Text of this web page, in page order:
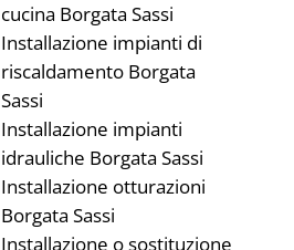
cucina Borgata Sassi
Installazione impianti di
riscaldamento Borgata
Sassi
Installazione impianti
idrauliche Borgata Sassi
Installazione otturazioni
Borgata Sassi
Installazione o sostituzione